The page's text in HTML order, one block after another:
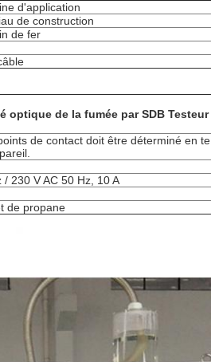
d'application
de construction
de fer
optique de la fumée par SDB Testeur
de contact doit être déterminé en
/ 230 V AC 50 Hz, 10 A
de propane